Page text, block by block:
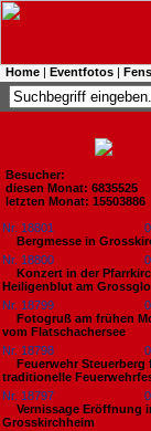
Home | Eventfotos |
Besucher:
diesen Monat: 6835525
letzten Monat: 15503886
Nr. 18801
Bergmesse in
Nr. 18800
Konzert in der
Heiligenblut am
Nr. 18799
Fotogruß am frühen
vom Flatschachersee
Nr. 18798
Feuerwehr Steuerberg
traditionelle
Nr. 18797
Vernissage Eröffnung
Grosskirchheim